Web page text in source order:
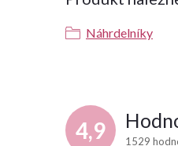
Náhrdelníky
4,9 1529